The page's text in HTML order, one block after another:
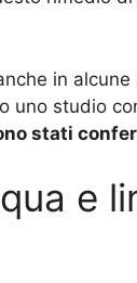
in
uno studio
stati
e